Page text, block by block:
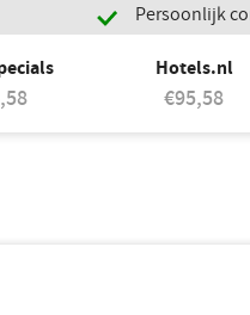
Persoonlijk
Hotels.nl
€95,58